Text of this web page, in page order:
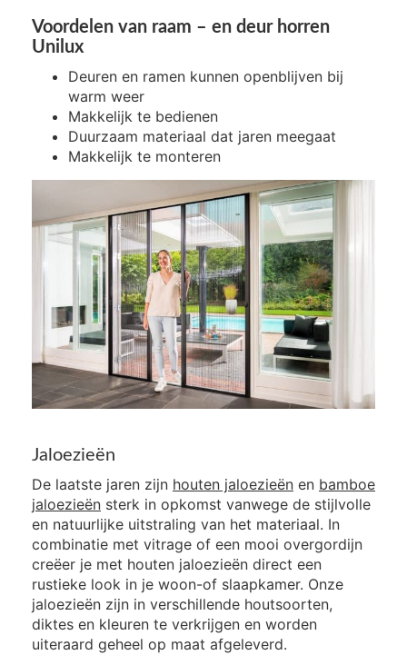
Voordelen van raam – en deur horren
Unilux
Deuren en ramen kunnen openblijven bij
warm weer
Makkelijk te bedienen
Duurzaam materiaal dat jaren meegaat
Makkelijk te monteren
Jaloezieën
De laatste jaren zijn houten jaloezieën en bamboe
jaloezieën sterk in opkomst vanwege de stijlvolle
en natuurlijke uitstraling van het materiaal. In
combinatie met vitrage of een mooi overgordijn
creëer je met houten jaloezieën direct een
rustieke look in je woon-of slaapkamer. Onze
jaloezieën zijn in verschillende houtsoorten,
diktes en kleuren te verkrijgen en worden
uiteraard geheel op maat afgeleverd.